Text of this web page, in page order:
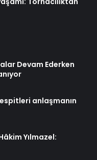
Devam Ederken
anlaşmanın
Yılmazel: